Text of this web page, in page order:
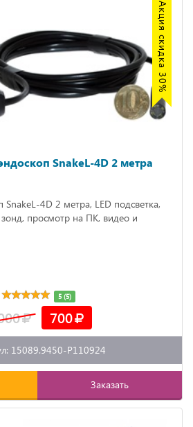
Акция скидка 30%
SnakeL-4D 2 метра
SnakeL-4D 2 метра, LED подсветка,
просмотр на ПК, видео и
5 (5)
700
15089.9450-P110924
Заказать